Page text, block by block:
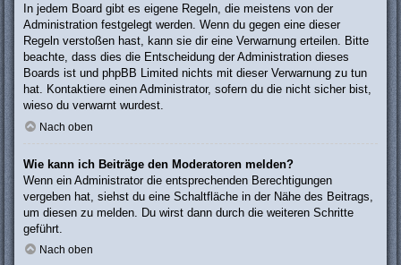
In jedem Board gibt es eigene Regeln, die meistens von der
Administration festgelegt werden. Wenn du gegen eine dieser
Regeln verstoßen hast, kann sie dir eine Verwarnung erteilen. Bitte
beachte, dass dies die Entscheidung der Administration dieses
Boards ist und phpBB Limited nichts mit dieser Verwarnung zu tun
hat. Kontaktiere einen Administrator, sofern du die nicht sicher bist,
wieso du verwarnt wurdest.
Nach oben
Wie kann ich Beiträge den Moderatoren melden?
Wenn ein Administrator die entsprechenden Berechtigungen
vergeben hat, siehst du eine Schaltfläche in der Nähe des Beitrags,
um diesen zu melden. Du wirst dann durch die weiteren Schritte
geführt.
Nach oben